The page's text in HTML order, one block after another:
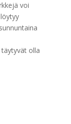
voi
olla